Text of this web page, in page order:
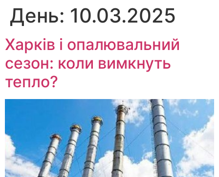
Перейти
День: 10.03.2025
Харків і опалювальний
сезон: коли вимкнуть
тепло?